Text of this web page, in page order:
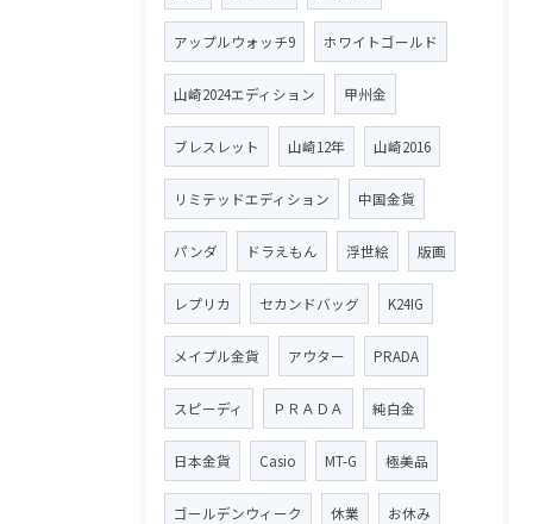
アップルウォッチ9 ホワイトゴールド
山崎2024エディション 甲州金
ブレスレット 山崎12年 山崎2016
リミテッドエディション 中国金貨
パンダ ドラえもん 浮世絵 版画
レプリカ セカンドバッグ K24IG
メイプル金貨 アウター PRADA
スピーディ ＰＲＡＤＡ 純白金
日本金貨 Casio MT-G 極美品
ゴールデンウィーク 休業 お休み